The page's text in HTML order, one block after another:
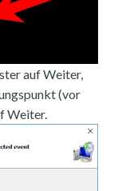
auf Weiter,
(vor
Weiter.